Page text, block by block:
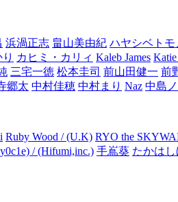
浜渦正志 畠山美由紀 ハヤシベトモ
カヒミ・カリィ Kaleb James
三宅一徳 松本圭司 前山田健一 前
郷太 中村佳穂 中村まり Naz 中島
Ruby Wood / (U.K) RYO the
/ (Hifumi,inc.) 手嶌葵 たかは